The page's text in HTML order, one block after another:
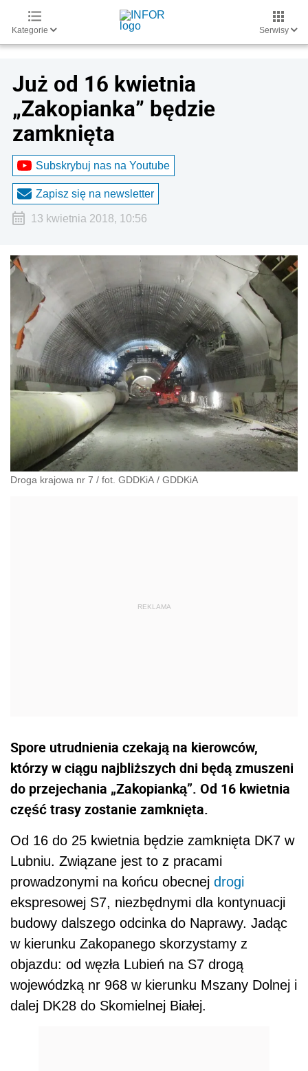
Kategorie Serwisy
Już od 16 kwietnia
„Zakopianka” będzie
zamknięta
Subskrybuj nas na Youtube
Zapisz się na newsletter
13 kwietnia 2018, 10:56
Droga krajowa nr 7 / fot. GDDKiA / GDDKiA
Spore utrudnienia czekają na kierowców,
którzy w ciągu najbliższych dni będą zmuszeni
do przejechania „Zakopianką”. Od 16 kwietnia
część trasy zostanie zamknięta.
Od 16 do 25 kwietnia będzie zamknięta DK7 w
Lubniu. Związane jest to z pracami
prowadzonymi na końcu obecnej drogi
ekspresowej S7, niezbędnymi dla kontynuacji
budowy dalszego odcinka do Naprawy. Jadąc
w kierunku Zakopanego skorzystamy z
objazdu: od węzła Lubień na S7 drogą
wojewódzką nr 968 w kierunku Mszany Dolnej i
dalej DK28 do Skomielnej Białej.